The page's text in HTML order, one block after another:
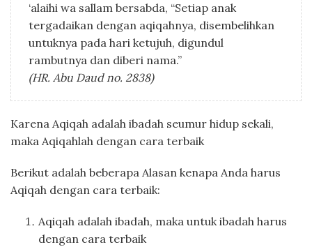
‘alaihi wa sallam bersabda, “Setiap anak
tergadaikan dengan aqiqahnya, disembelihkan
untuknya pada hari ketujuh, digundul
rambutnya dan diberi nama.”
(HR. Abu Daud no. 2838)
Karena Aqiqah adalah ibadah seumur hidup sekali,
maka Aqiqahlah dengan cara terbaik
Berikut adalah beberapa Alasan kenapa Anda harus
Aqiqah dengan cara terbaik:
Aqiqah adalah ibadah, maka untuk ibadah harus
dengan cara terbaik